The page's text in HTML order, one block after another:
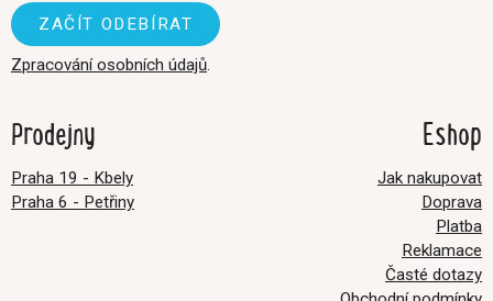
Zpracování osobních údajů.
Prodejny
Praha 19 - Kbely
Praha 6 - Petřiny
Eshop
Jak nakupovat
Doprava
Platba
Reklamace
Časté dotazy